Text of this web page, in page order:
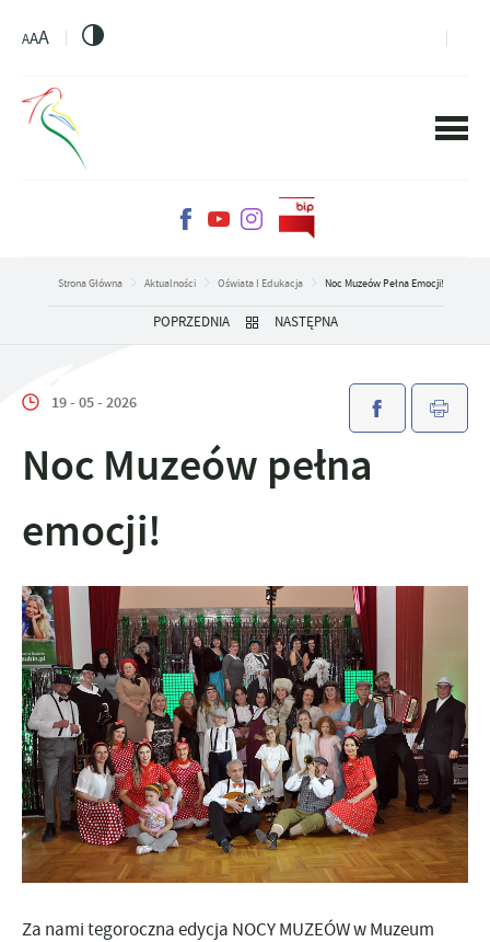
AAA
Strona Główna Aktualności Oświata I Edukacja Noc Muzeów Pełna Emocji!
POPRZEDNIA NASTĘPNA
19 - 05 - 2026
Noc Muzeów pełna
emocji!
Za nami tegoroczna edycja NOCY MUZEÓW w Muzeum